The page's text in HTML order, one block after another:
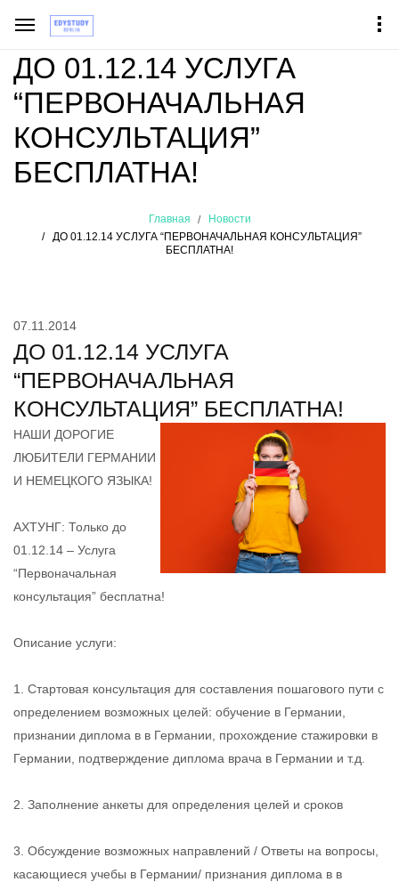
ДО 01.12.14 УСЛУГА
“ПЕРВОНАЧАЛЬНАЯ
КОНСУЛЬТАЦИЯ”
БЕСПЛАТНА!
Главная
Новости
ДО 01.12.14 УСЛУГА “ПЕРВОНАЧАЛЬНАЯ КОНСУЛЬТАЦИЯ”
БЕСПЛАТНА!
07.11.2014
ДО 01.12.14 УСЛУГА
“ПЕРВОНАЧАЛЬНАЯ
КОНСУЛЬТАЦИЯ” БЕСПЛАТНА!
НАШИ ДОРОГИЕ
ЛЮБИТЕЛИ ГЕРМАНИИ
И НЕМЕЦКОГО ЯЗЫКА!
АХТУНГ: Только до
01.12.14 – Услуга
“Первоначальная
консультация” бесплатна!
Описание услуги:
1. Стартовая консультация для составления пошагового пути с
определением возможных целей: обучение в Германии,
признании диплома в в Германии, прохождение стажировки в
Германии, подтверждение диплома врача в Германии и т.д.
2. Заполнение анкеты для определения целей и сроков
3. Обсуждение возможных направлений / Oтветы на вопросы,
касающиеся учебы в Германии/ признания диплома в в